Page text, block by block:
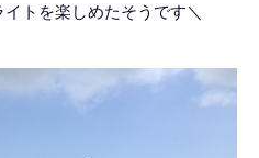
トを楽しめたそうです＼